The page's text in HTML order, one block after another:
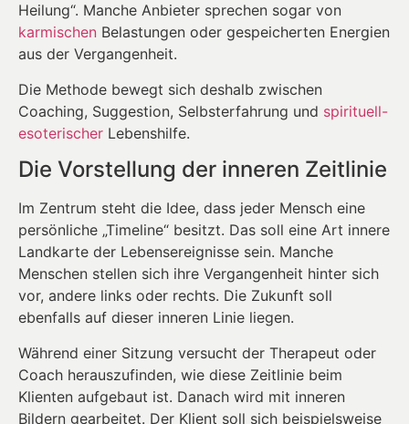
Heilung“. Manche Anbieter sprechen sogar von
karmischen Belastungen oder gespeicherten Energien
aus der Vergangenheit.
Die Methode bewegt sich deshalb zwischen
Coaching, Suggestion, Selbsterfahrung und spirituell-
esoterischer Lebenshilfe.
Die Vorstellung der inneren Zeitlinie
Im Zentrum steht die Idee, dass jeder Mensch eine
persönliche „Timeline“ besitzt. Das soll eine Art innere
Landkarte der Lebensereignisse sein. Manche
Menschen stellen sich ihre Vergangenheit hinter sich
vor, andere links oder rechts. Die Zukunft soll
ebenfalls auf dieser inneren Linie liegen.
Während einer Sitzung versucht der Therapeut oder
Coach herauszufinden, wie diese Zeitlinie beim
Klienten aufgebaut ist. Danach wird mit inneren
Bildern gearbeitet. Der Klient soll sich beispielsweise